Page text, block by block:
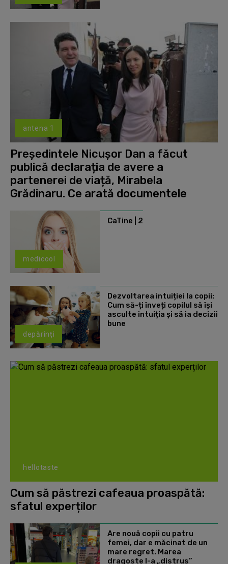
antena 1
Președintele Nicușor Dan a făcut
publică declarația de avere a
partenerei de viață, Mirabela
Grădinaru. Ce arată documentele
medicool
CaTine | 2
depărinți
Dezvoltarea intuiției la copii:
Cum să-ți înveți copilul să își
asculte intuiția și să ia decizii
bune
hellotaste
Cum să păstrezi cafeaua proaspătă:
sfatul experților
Are nouă copii cu patru
femei, dar e măcinat de un
mare regret. Marea
dragoste l-a „distrus”